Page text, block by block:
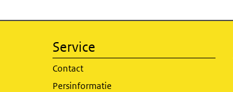
Service
Contact
Persinformatie